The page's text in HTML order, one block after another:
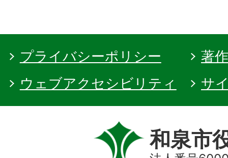
プライバシーポリシー
著
ウェブアクセシビリティ
サ
和泉市